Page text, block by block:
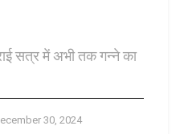
सत्र में अभी तक गन्ने का
30, 2024